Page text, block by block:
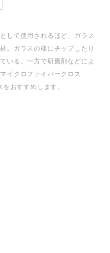
して使用されるほど、ガラス
。ガラスの様にチップしたり
いる。一方で研磨剤などによ
イクロファイバークロス
おすすめします。